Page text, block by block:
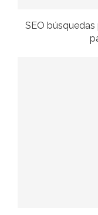
SEO